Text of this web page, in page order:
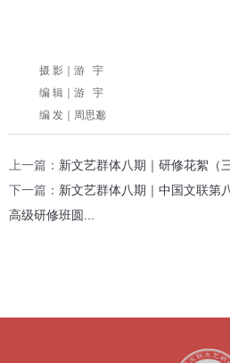
摄 影｜游 宇
编 辑｜游 宇
编 发｜周思邈
上一篇： 新文艺群体八期｜研修花絮（三
下一篇： 新文艺群体八期｜中国文联第
高级研修班圆...